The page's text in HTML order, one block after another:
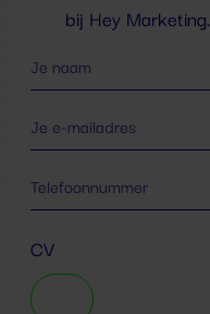
bij Hey Marketing.
CV